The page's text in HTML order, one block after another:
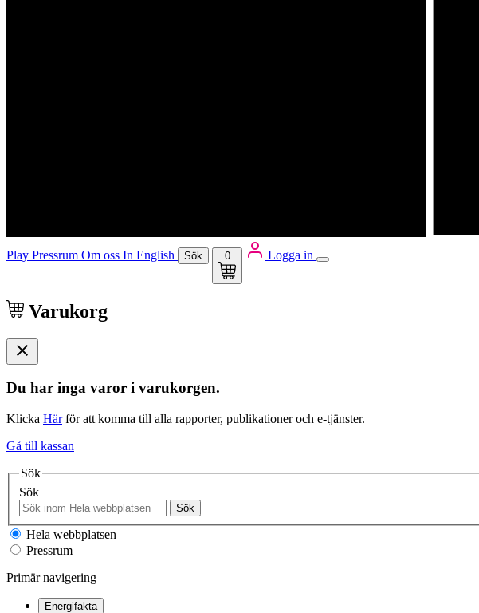
Play Pressrum Om oss In English Sök 0 Logga in
Varukorg
Du har inga varor i varukorgen.
Klicka Härför att komma till alla rapporter, publikationer och e-tjänster.
Gå till kassan
Sök
Sök
Sök
Hela webbplatsen
Pressrum
Primär navigering
Energifakta